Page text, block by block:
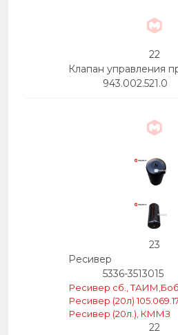
22
Клапан управления
943.002.521.0
23
Ресивер
5336-3513015
Ресивер сб.,
Ресивер (20л)
Ресивер (20л.), КММЗ
22